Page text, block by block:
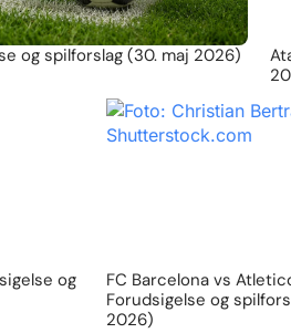
og spilforslag (30. maj 2026)
og
FC Barcelona vs
Forudsigelse og
2026)